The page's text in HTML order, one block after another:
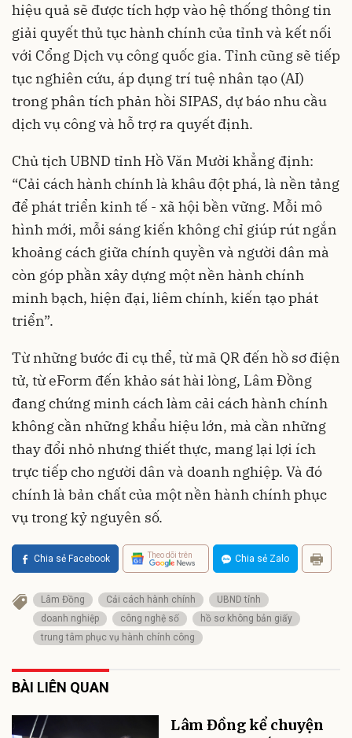
hiệu quả sẽ được tích hợp vào hệ thống thông tin
giải quyết thủ tục hành chính của tỉnh và kết nối
với Cổng Dịch vụ công quốc gia. Tỉnh cũng sẽ tiếp
tục nghiên cứu, áp dụng trí tuệ nhân tạo (AI)
trong phân tích phản hồi SIPAS, dự báo nhu cầu
dịch vụ công và hỗ trợ ra quyết định.
Chủ tịch UBND tỉnh Hồ Văn Mười khẳng định:
“Cải cách hành chính là khâu đột phá, là nền tảng
để phát triển kinh tế - xã hội bền vững. Mỗi mô
hình mới, mỗi sáng kiến không chỉ giúp rút ngắn
khoảng cách giữa chính quyền và người dân mà
còn góp phần xây dựng một nền hành chính
minh bạch, hiện đại, liêm chính, kiến tạo phát
triển”.
Từ những bước đi cụ thể, từ mã QR đến hồ sơ điện
tử, từ eForm đến khảo sát hài lòng, Lâm Đồng
đang chứng minh cách làm cải cách hành chính
không cần những khẩu hiệu lớn, mà cần những
thay đổi nhỏ nhưng thiết thực, mang lại lợi ích
trực tiếp cho người dân và doanh nghiệp. Và đó
chính là bản chất của một nền hành chính phục
vụ trong kỷ nguyên số.
Chia sẻ Facebook Theo dõi trên Chia sẻ Zalo
Lâm Đồng Cải cách hành chính
UBND tỉnh
doanh nghiệp
công nghệ số
hồ sơ không bản giấy
trung tâm phục vụ hành chính công
BÀI LIÊN QUAN
Lâm Đồng kể chuyện